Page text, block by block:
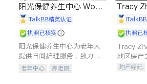
阳光保健养生中心 World
shine
iTalkBB精英认证
执照已核实
阳光保健养生中心为老年人
提供日间护理服务，致力于
通过持续的护理创新来有效
老年中心 养老院
Tracy
执照已
Tracy
地区房产
地产经纪